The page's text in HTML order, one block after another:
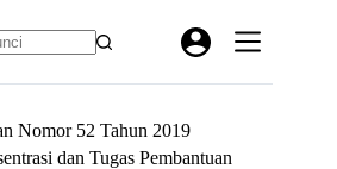
Nomor 52 Tahun 2019
dan Tugas Pembantuan